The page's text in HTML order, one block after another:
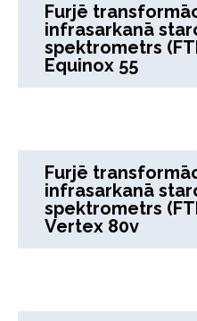
Furjē
infrasarkanā
spektrometrs
Equinox 55
Furjē
infrasarkanā
spektrometrs
Vertex 80v